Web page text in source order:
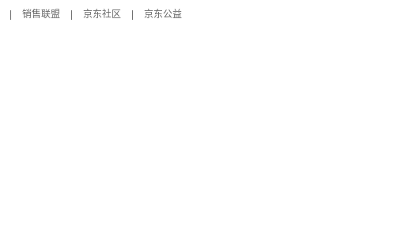
销售联盟 京东社区
京东公益